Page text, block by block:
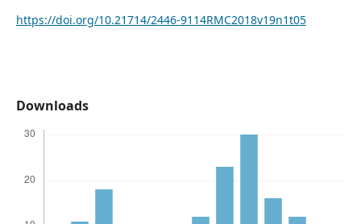
https://doi.org/10.21714/2446-9114RMC2018v19n1t05
Downloads